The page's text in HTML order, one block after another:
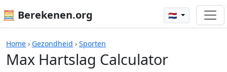
🧮 Berekenen.org 🇳🇱
Home › Gezondheid › Sporten
Max Hartslag Calculator
Rekenmachines